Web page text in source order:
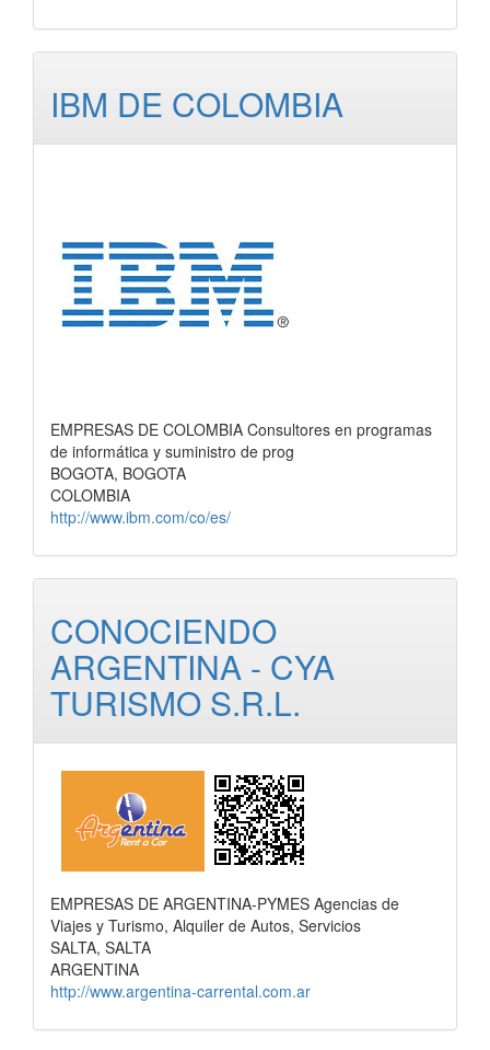
IBM DE COLOMBIA
EMPRESAS DE COLOMBIA Consultores en programas
de informática y suministro de prog
BOGOTA, BOGOTA
COLOMBIA
http://www.ibm.com/co/es/
CONOCIENDO
ARGENTINA - CYA
TURISMO S.R.L.
EMPRESAS DE ARGENTINA-PYMES Agencias de
Viajes y Turismo, Alquiler de Autos, Servicios
SALTA, SALTA
ARGENTINA
http://www.argentina-carrental.com.ar